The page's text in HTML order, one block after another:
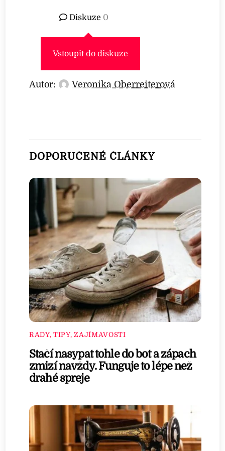
Diskuze 0
Vstoupit do diskuze
Autor: Veronika Oberreiterová
DOPORUČENÉ ČLÁNKY
RADY, TIPY, ZAJÍMAVOSTI
Stačí nasypat tohle do bot a zápach
zmizí navždy. Funguje to lépe než
drahé spreje